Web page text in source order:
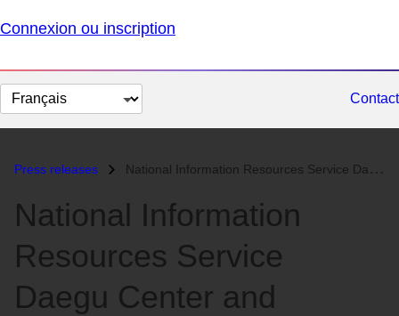
Connexion ou inscription
Changer
la
Contact
Press releases National Information Resources Service Daegu Center and Orange Life Na...
National Information
Resources Service
Daegu Center and